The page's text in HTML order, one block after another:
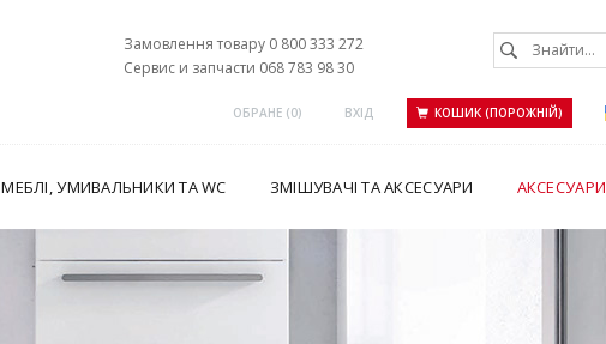
Замовлення товару 0 800 333 272
Сервис и запчасти 068 783 98 30
ОБРАНЕ (0) ВХІД КОШИК (ПОРОЖНІЙ)
МЕБЛІ, УМИВАЛЬНИКИ ТА WC ЗМІШУВАЧІ ТА АКСЕСУАРИ АКСЕСУАРИ